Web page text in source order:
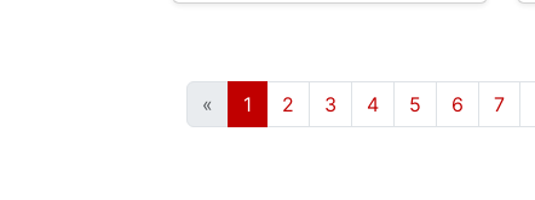
« 1 2 3 4 5 6 7